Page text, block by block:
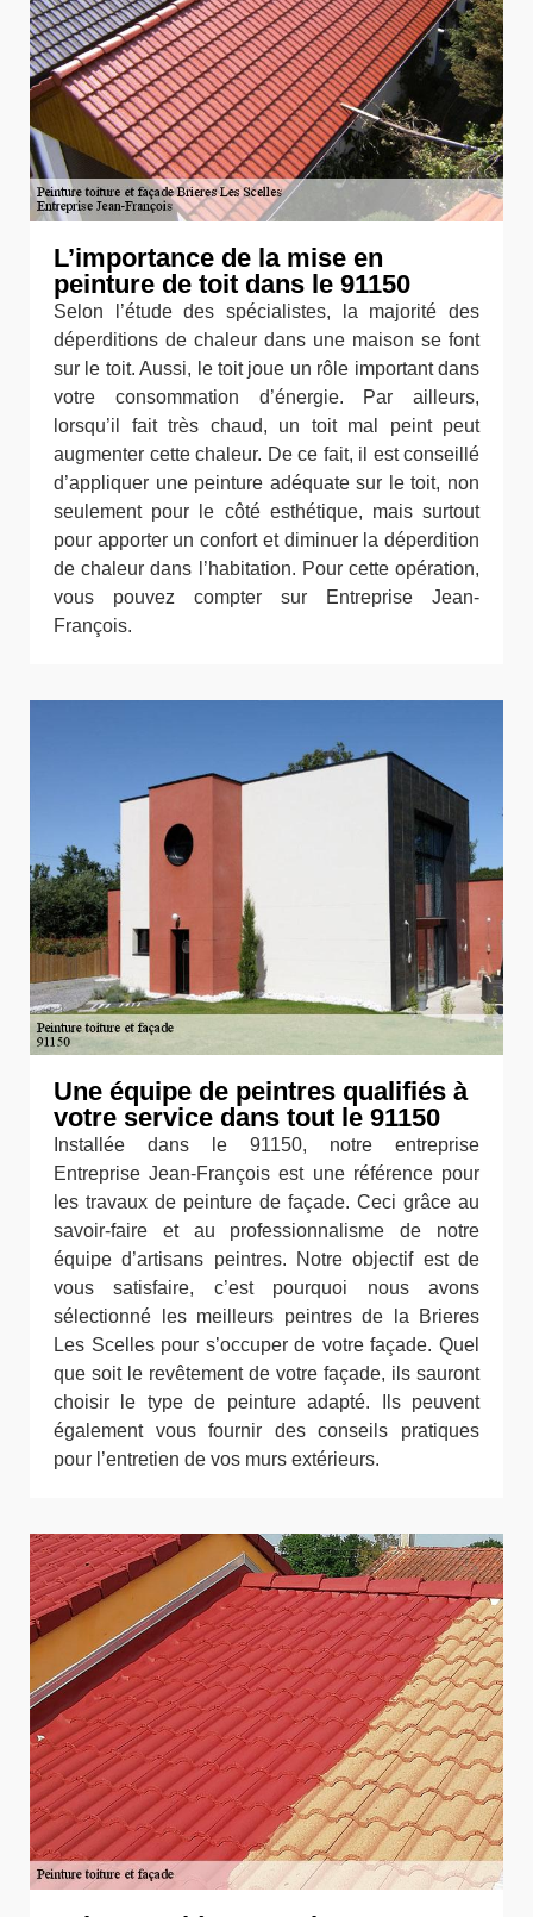
L’importance de la mise en
peinture de toit dans le 91150
Selon l’étude des spécialistes, la majorité des
déperditions de chaleur dans une maison se font
sur le toit. Aussi, le toit joue un rôle important dans
votre consommation d’énergie. Par ailleurs,
lorsqu’il fait très chaud, un toit mal peint peut
augmenter cette chaleur. De ce fait, il est conseillé
d’appliquer une peinture adéquate sur le toit, non
seulement pour le côté esthétique, mais surtout
pour apporter un confort et diminuer la déperdition
de chaleur dans l’habitation. Pour cette opération,
vous pouvez compter sur Entreprise Jean-
François.
Une équipe de peintres qualifiés à
votre service dans tout le 91150
Installée dans le 91150, notre entreprise
Entreprise Jean-François est une référence pour
les travaux de peinture de façade. Ceci grâce au
savoir-faire et au professionnalisme de notre
équipe d’artisans peintres. Notre objectif est de
vous satisfaire, c’est pourquoi nous avons
sélectionné les meilleurs peintres de la Brieres
Les Scelles pour s’occuper de votre façade. Quel
que soit le revêtement de votre façade, ils sauront
choisir le type de peinture adapté. Ils peuvent
également vous fournir des conseils pratiques
pour l’entretien de vos murs extérieurs.